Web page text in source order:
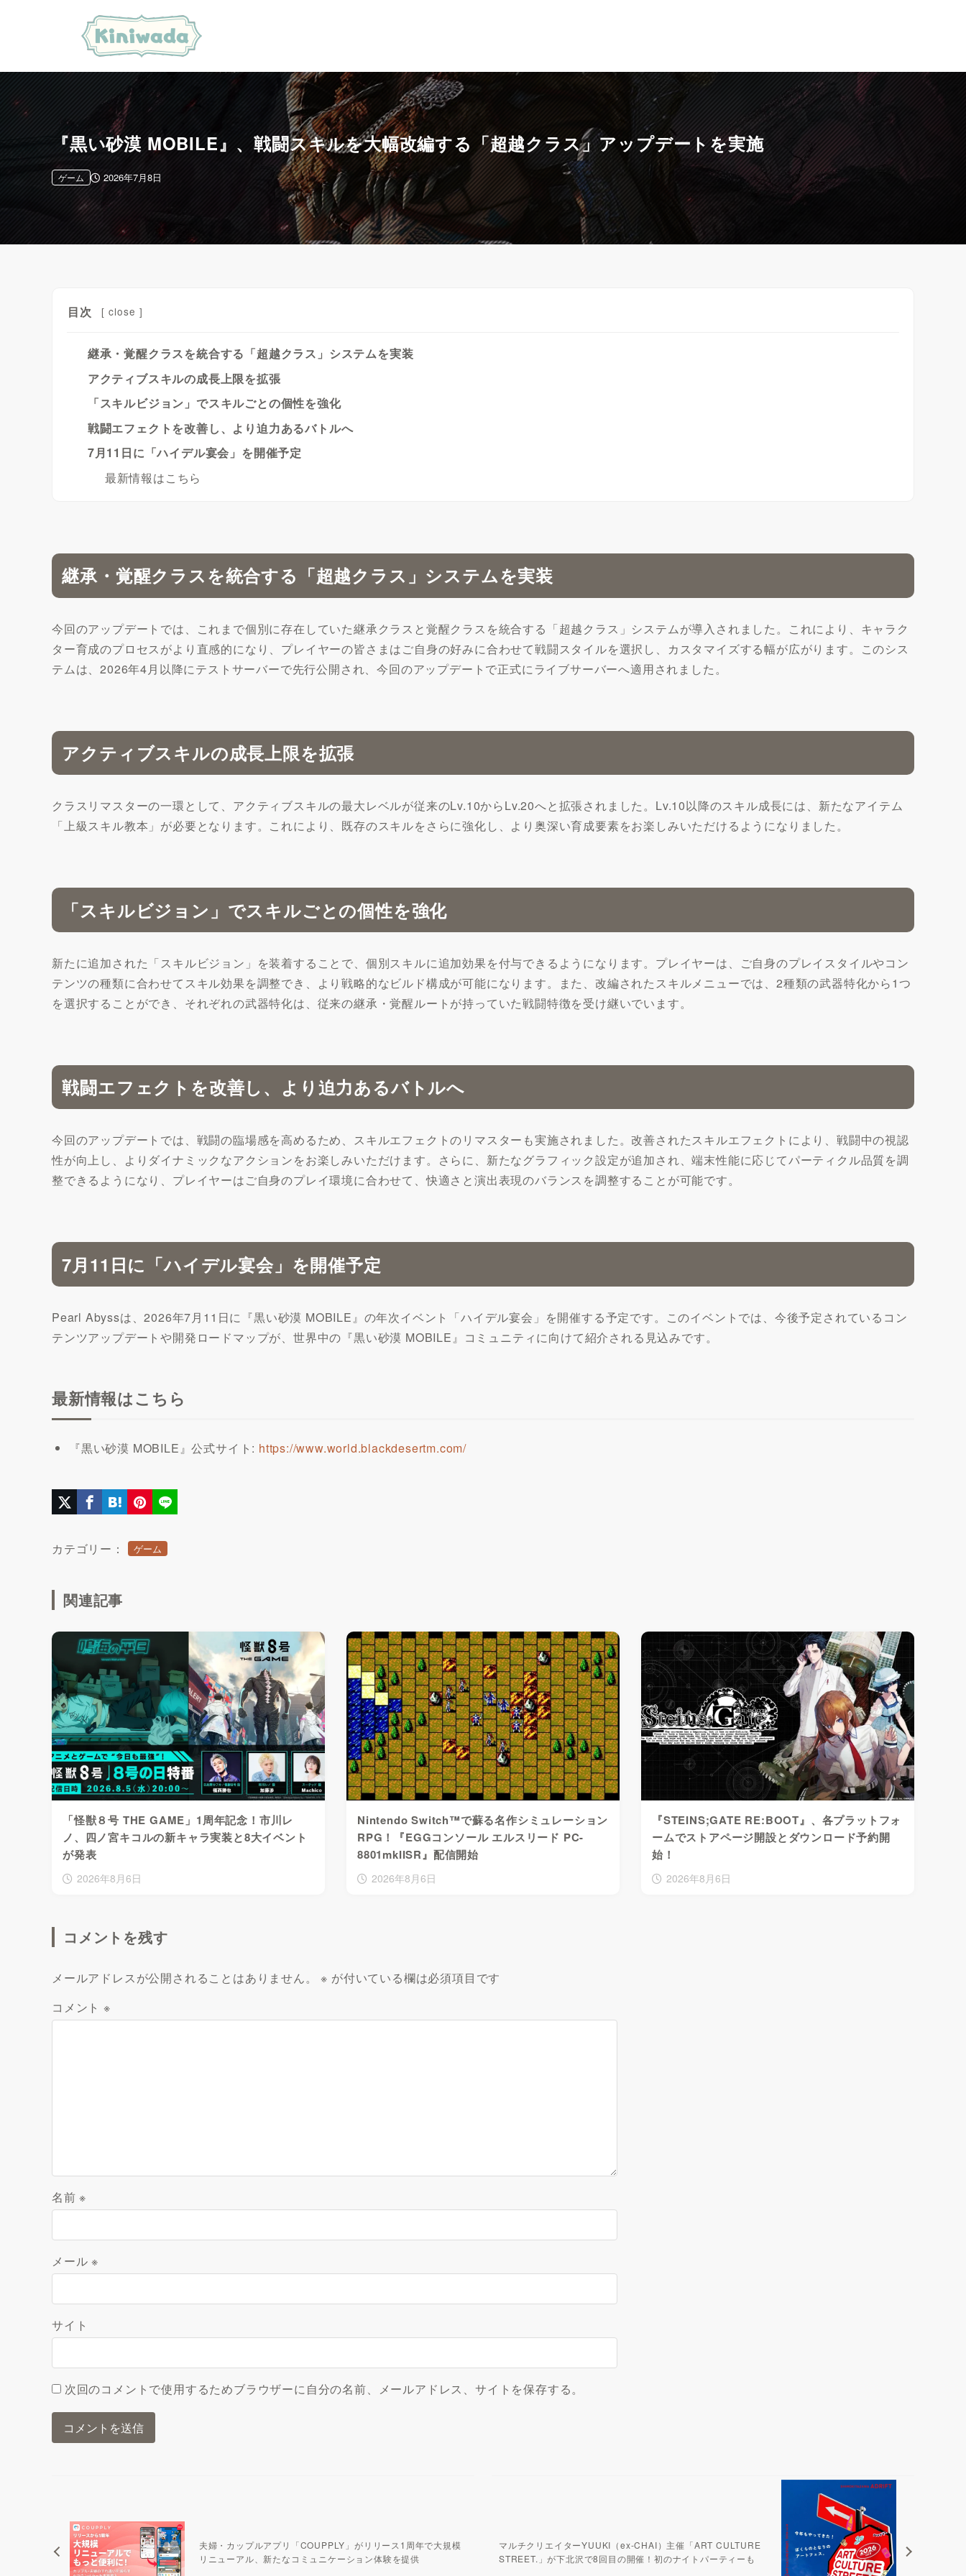
『黒い砂漠 MOBILE』、戦闘スキルを大幅改編する「超越クラス」アップデートを実施
2026年7月8日
ゲーム
目次 [ close ]
継承・覚醒クラスを統合する「超越クラス」システムを実装
アクティブスキルの成長上限を拡張
「スキルビジョン」でスキルごとの個性を強化
戦闘エフェクトを改善し、より迫力あるバトルへ
7月11日に「ハイデル宴会」を開催予定
最新情報はこちら
継承・覚醒クラスを統合する「超越クラス」システムを実装
今回のアップデートでは、これまで個別に存在していた継承クラスと覚醒クラスを統合する「超越クラス」システムが導入されました。これにより、キャラク
ター育成のプロセスがより直感的になり、プレイヤーの皆さまはご自身の好みに合わせて戦闘スタイルを選択し、カスタマイズする幅が広がります。このシス
テムは、2026年4月以降にテストサーバーで先行公開され、今回のアップデートで正式にライブサーバーへ適用されました。
アクティブスキルの成長上限を拡張
クラスリマスターの一環として、アクティブスキルの最大レベルが従来のLv.10からLv.20へと拡張されました。Lv.10以降のスキル成長には、新たなアイテム
「上級スキル教本」が必要となります。これにより、既存のスキルをさらに強化し、より奥深い育成要素をお楽しみいただけるようになりました。
「スキルビジョン」でスキルごとの個性を強化
新たに追加された「スキルビジョン」を装着することで、個別スキルに追加効果を付与できるようになります。プレイヤーは、ご自身のプレイスタイルやコン
テンツの種類に合わせてスキル効果を調整でき、より戦略的なビルド構成が可能になります。また、改編されたスキルメニューでは、2種類の武器特化から1つ
を選択することができ、それぞれの武器特化は、従来の継承・覚醒ルートが持っていた戦闘特徴を受け継いでいます。
戦闘エフェクトを改善し、より迫力あるバトルへ
今回のアップデートでは、戦闘の臨場感を高めるため、スキルエフェクトのリマスターも実施されました。改善されたスキルエフェクトにより、戦闘中の視認
性が向上し、よりダイナミックなアクションをお楽しみいただけます。さらに、新たなグラフィック設定が追加され、端末性能に応じてパーティクル品質を調
整できるようになり、プレイヤーはご自身のプレイ環境に合わせて、快適さと演出表現のバランスを調整することが可能です。
7月11日に「ハイデル宴会」を開催予定
Pearl Abyssは、2026年7月11日に『黒い砂漠 MOBILE』の年次イベント「ハイデル宴会」を開催する予定です。このイベントでは、今後予定されているコン
テンツアップデートや開発ロードマップが、世界中の『黒い砂漠 MOBILE』コミュニティに向けて紹介される見込みです。
最新情報はこちら
『黒い砂漠 MOBILE』公式サイト: https://www.world.blackdesertm.com/
カテゴリー： ゲーム
関連記事
「怪獣８号 THE GAME」1周年記念！市川レ
ノ、四ノ宮キコルの新キャラ実装と8大イベント
が発表
2026年8月6日
Nintendo Switch™で蘇る名作シミュレーション
RPG！『EGGコンソール エルスリード PC-
8801mkIISR』配信開始
2026年8月6日
『STEINS;GATE RE:BOOT』、各プラットフォ
ームでストアページ開設とダウンロード予約開
始！
2026年8月6日
コメントを残す
メールアドレスが公開されることはありません。 ※ が付いている欄は必須項目です
コメント ※
名前※
メール※
サイト
次回のコメントで使用するためブラウザーに自分の名前、メールアドレス、サイトを保存する。
夫婦・カップルアプリ「COUPPLY」がリリース1周年で大規模
リニューアル、新たなコミュニケーション体験を提供
マルチクリエイターYUUKI（ex-CHAI）主催「ART CULTURE
STREET.」が下北沢で8回目の開催！初のナイトパーティーも